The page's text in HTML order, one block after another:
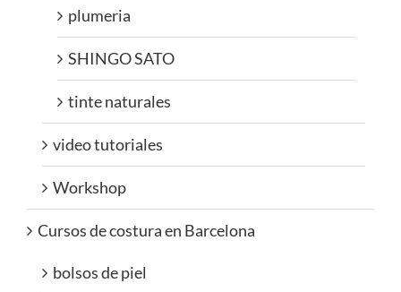
plumeria
SHINGO SATO
tinte naturales
video tutoriales
Workshop
Cursos de costura en Barcelona
bolsos de piel